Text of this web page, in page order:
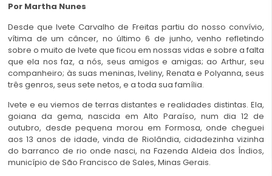
Por Martha Nunes
Desde que Ivete Carvalho de Freitas partiu do nosso convívio,
vítima de um câncer, no último 6 de junho, venho refletindo
sobre o muito de Ivete que ficou em nossas vidas e sobre a falta
que ela nos faz, a nós, seus amigos e amigas; ao Arthur, seu
companheiro; às suas meninas, Iveliny, Renata e Polyanna, seus
três genros, seus sete netos, e a toda sua família.
Ivete e eu viemos de terras distantes e realidades distintas. Ela,
goiana da gema, nascida em Alto Paraíso, num dia 12 de
outubro, desde pequena morou em Formosa, onde cheguei
aos 13 anos de idade, vinda de Riolândia, cidadezinha vizinha
do barranco de rio onde nasci, na Fazenda Aldeia dos Índios,
município de São Francisco de Sales, Minas Gerais.